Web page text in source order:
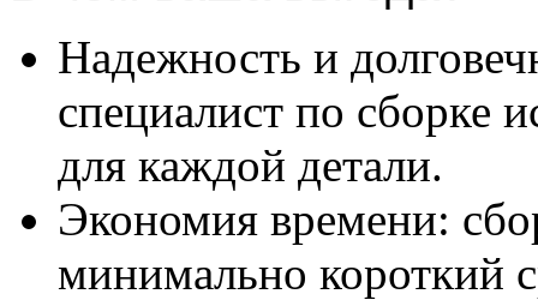
Надежность и
специалист по сборке
для каждой детали.
Экономия времени:
минимально короткий